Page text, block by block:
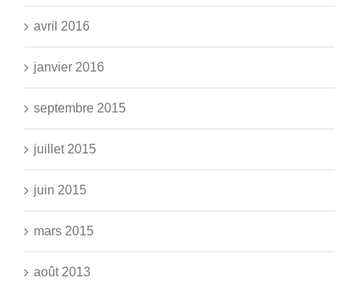
avril 2016
janvier 2016
septembre 2015
juillet 2015
juin 2015
mars 2015
août 2013